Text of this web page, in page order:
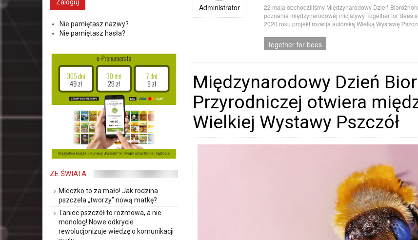
Administrator
22 maja obchodziliśmy Międzynarodowy Dzień
poznania międzynarodowej inicjatywy Together for Bees
2020 roku projekt rozwija autorską Wielką Wystawę
together for bees
Międzynarodowy Dzień
Przyrodniczej otwiera
Wielkiej Wystawy Pszczół
Nie pamiętasz nazwy?
Nie pamiętasz hasła?
ZE ŚWIATA
Mleczko to za mało! Jak rodzina
pszczela „tworzy” nową matkę?
Taniec pszczół to rozmowa, a nie
monolog! Nowe odkrycie
rewolucjonizuje wiedzę o komunikacji